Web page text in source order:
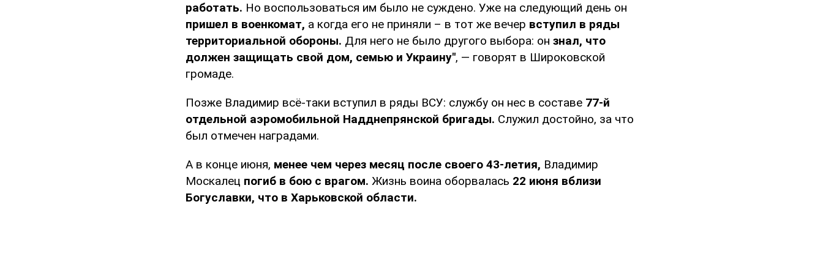
работать. Но воспользоваться им было не суждено. Уже на следующий день он
пришел в военкомат, а когда его не приняли – в тот же вечер вступил в ряды
территориальной обороны. Для него не было другого выбора: он знал, что
должен защищать свой дом, семью и Украину", — говорят в Широковской
громаде.
Позже Владимир всё-таки вступил в ряды ВСУ: службу он нес в составе 77-й
отдельной аэромобильной Надднепрянской бригады. Служил достойно, за что
был отмечен наградами.
А в конце июня, менее чем через месяц после своего 43-летия, Владимир
Москалец погиб в бою с врагом. Жизнь воина оборвалась 22 июня вблизи
Богуславки, что в Харьковской области.